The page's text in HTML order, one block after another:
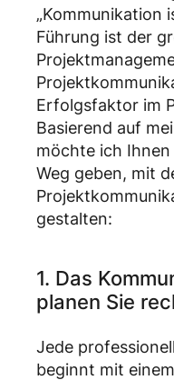
„Kommunikation
Führung ist der
Erfolgsfaktor im
Basierend auf
möchte ich
Weg geben, mit
gestalten:
1. Das
planen Sie
Jede
beginnt mit einem